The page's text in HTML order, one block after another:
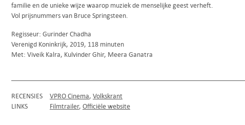
familie en de unieke wijze waarop muziek de menselijke geest verheft.
Vol prijsnummers van Bruce Springsteen.
Regisseur: Gurinder Chadha
Verenigd Koninkrijk, 2019, 118 minuten
Met: Viveik Kalra, Kulvinder Ghir, Meera Ganatra
RECENSIES VPRO Cinema Volkskrant
LINKS
Filmtrailer Officiële website